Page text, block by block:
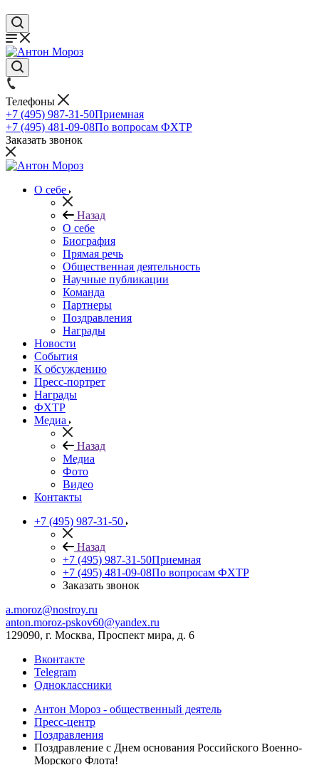
Телефоны
+7 (495) 987-31-50Приемная
+7 (495) 481-09-08По вопросам ФХТР
Заказать звонок
О себе
Назад
О себе
Биография
Прямая речь
Общественная деятельность
Научные публикации
Команда
Партнеры
Поздравления
Награды
Новости
События
К обсуждению
Пресс-портрет
Награды
ФХТР
Медиа
Назад
Медиа
Фото
Видео
Контакты
+7 (495) 987-31-50
Назад
+7 (495) 987-31-50Приемная
+7 (495) 481-09-08По вопросам ФХТР
Заказать звонок
a.moroz@nostroy.ru
anton.moroz-pskov60@yandex.ru
129090, г. Москва, Проспект мира, д. 6
Вконтакте
Telegram
Одноклассники
Антон Мороз - общественный деятель
Пресс-центр
Поздравления
Поздравление с Днем основания Российского Военно-
Морского Флота!